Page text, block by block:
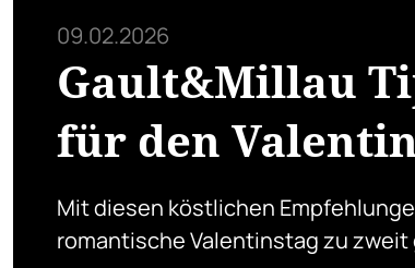
09.02.2026
Gault&Millau
für den
Mit diesen köstlichen
romantische Valentinstag zu